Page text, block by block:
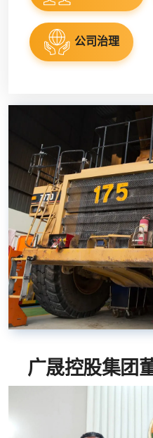
公司治理
广晟控股集团